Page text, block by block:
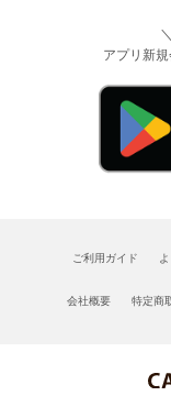
アプリ新
ご利用ガイド
会社概要 特定商